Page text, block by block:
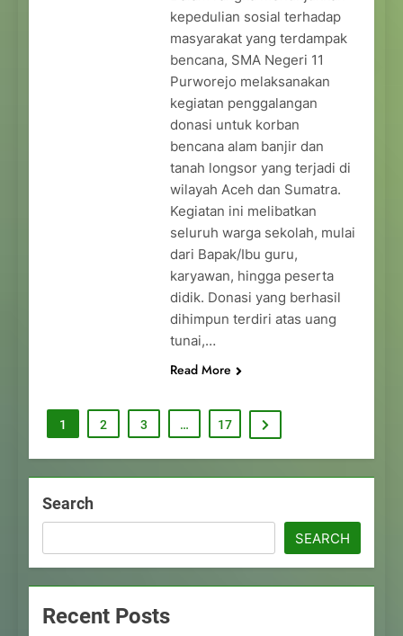
kepedulian sosial terhadap
masyarakat yang terdampak
bencana, SMA Negeri 11
Purworejo melaksanakan
kegiatan penggalangan
donasi untuk korban
bencana alam banjir dan
tanah longsor yang terjadi di
wilayah Aceh dan Sumatra.
Kegiatan ini melibatkan
seluruh warga sekolah, mulai
dari Bapak/Ibu guru,
karyawan, hingga peserta
didik. Donasi yang berhasil
dihimpun terdiri atas uang
tunai,…
Read More
1 2 3 … 17
Search
SEARCH
Recent Posts